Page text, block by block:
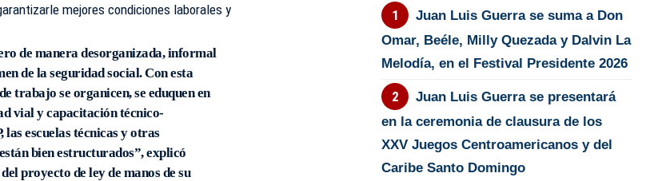
mejores condiciones laborales y
de manera desorganizada, informal
de la seguridad social. Con esta
trabajo se organicen, se eduquen en
vial y capacitación técnico-
escuelas técnicas y otras
bien estructurados”, explicó
proyecto de ley de manos de su
Juan Luis Guerra se suma a Don
Omar, Beéle, Milly Quezada y Dalvin La
Melodía, en el Festival Presidente 2026
Juan Luis Guerra se presentará
en la ceremonia de clausura de los
XXV Juegos Centroamericanos y del
Caribe Santo Domingo